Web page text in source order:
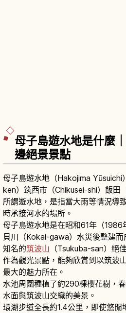
母子島遊水地是什麼
邊絕景景點
母子島遊水地（Hakojima
ken）筑西市（Chikusei-shi）飯田
所謂遊水地，是指當大雨等情況導
時承接河水的場所。
母子島遊水地是在昭和61年（
貝川（Kokai-gawa）水災後整建
知名的筑波山 （Tsukuba-san）絕
作為觀光景點，能夠欣賞到以筑波
最大的魅力所在。
水池周圍種植了約290棵櫻花樹，
水面與筑波山交織的美景。
環湖步道全長約1.4公里，即使悠